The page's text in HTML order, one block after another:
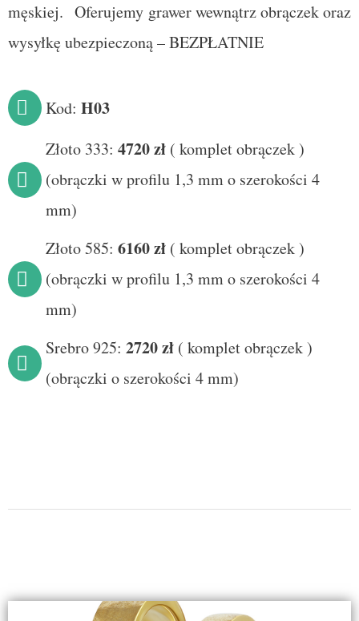
męskiej. Oferujemy grawer wewnątrz obrączek oraz
wysyłkę ubezpieczoną – BEZPŁATNIE
Kod: H03
Złoto 333: 4720 zł ( komplet obrączek)
(obrączki w profilu 1,3 mm o szerokości 4
mm)
Złoto 585: 6160 zł ( komplet obrączek)
(obrączki w profilu 1,3 mm o szerokości 4
mm)
Srebro 925: 2720 zł ( komplet obrączek)
(obrączki o szerokości 4 mm)